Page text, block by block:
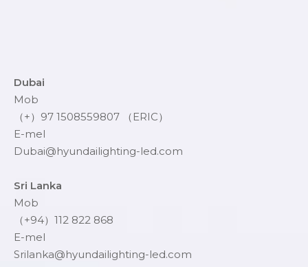
Dubai
Mob
（+）97 1508559807 （ERIC）
E-mel
Dubai@hyundailighting-led.com
Sri Lanka
Mob
（+94）112 822 868
E-mel
Srilanka@hyundailighting-led.com